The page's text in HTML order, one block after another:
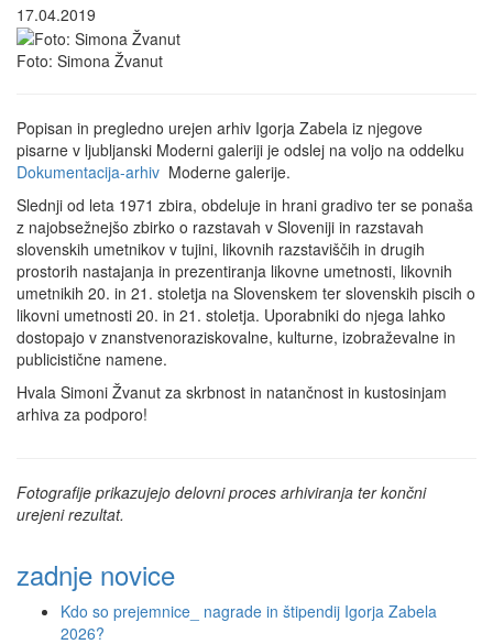
17.04.2019
Foto: Simona Žvanut
Popisan in pregledno urejen arhiv Igorja Zabela iz njegove
pisarne v ljubljanski Moderni galeriji je odslej na voljo na oddelku
Dokumentacija-arhiv Moderne galerije.
Slednji od leta 1971 zbira, obdeluje in hrani gradivo ter se ponaša
z najobsežnejšo zbirko o razstavah v Sloveniji in razstavah
slovenskih umetnikov v tujini, likovnih razstaviščih in drugih
prostorih nastajanja in prezentiranja likovne umetnosti, likovnih
umetnikih 20. in 21. stoletja na Slovenskem ter slovenskih piscih o
likovni umetnosti 20. in 21. stoletja. Uporabniki do njega lahko
dostopajo v znanstvenoraziskovalne, kulturne, izobraževalne in
publicistične namene.
Hvala Simoni Žvanut za skrbnost in natančnost in kustosinjam
arhiva za podporo!
Fotografije prikazujejo delovni proces arhiviranja ter končni
urejeni rezultat.
zadnje novice
Kdo so prejemnice_ nagrade in štipendij Igorja Zabela
2026?